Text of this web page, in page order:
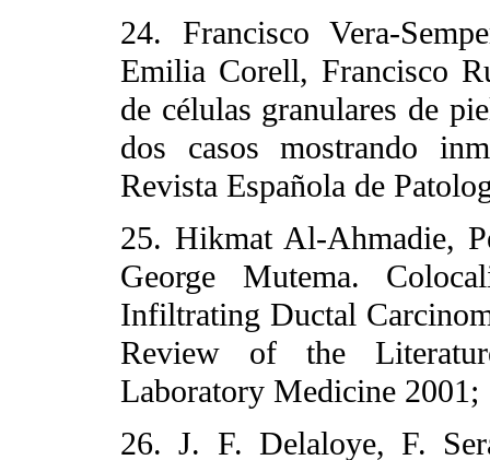
24. Francisco Vera-
Emilia Corell, Francisco
de células granulares de
dos casos mostrando
Revista Española de
25. Hikmat Al-Ahmadie,
George Mutema.
Infiltrating Ductal
Review of the
Laboratory Medicine
26. J. F. Delaloye, F.